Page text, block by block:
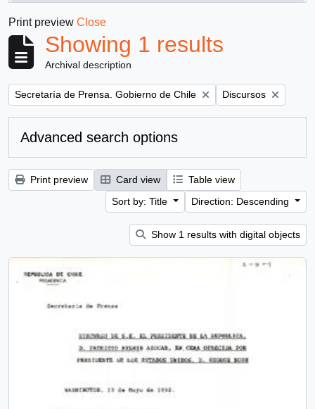
Print preview Close
Showing 1 results
Archival description
Remove filter:
Secretaría de Prensa. Gobierno de Chile Remove filter:
Discursos
Advanced search options
Print preview Card view
Table view
Sort by: Title
Direction: Descending
Show 1 results with digital objects